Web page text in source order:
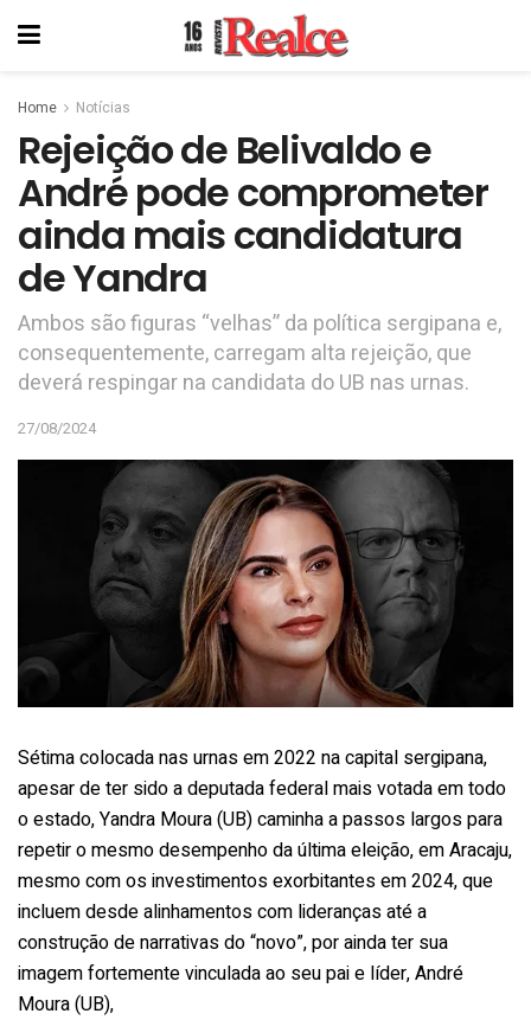
Home Notícias
Rejeição de Belivaldo e
André pode comprometer
ainda mais candidatura
de Yandra
Ambos são figuras “velhas” da política sergipana e,
consequentemente, carregam alta rejeição, que
deverá respingar na candidata do UB nas urnas.
27/08/2024
Sétima colocada nas urnas em 2022 na capital sergipana,
apesar de ter sido a deputada federal mais votada em todo
o estado, Yandra Moura (UB) caminha a passos largos para
repetir o mesmo desempenho da última eleição, em Aracaju,
mesmo com os investimentos exorbitantes em 2024, que
incluem desde alinhamentos com lideranças até a
construção de narrativas do “novo”, por ainda ter sua
imagem fortemente vinculada ao seu pai e líder, André
Moura (UB),